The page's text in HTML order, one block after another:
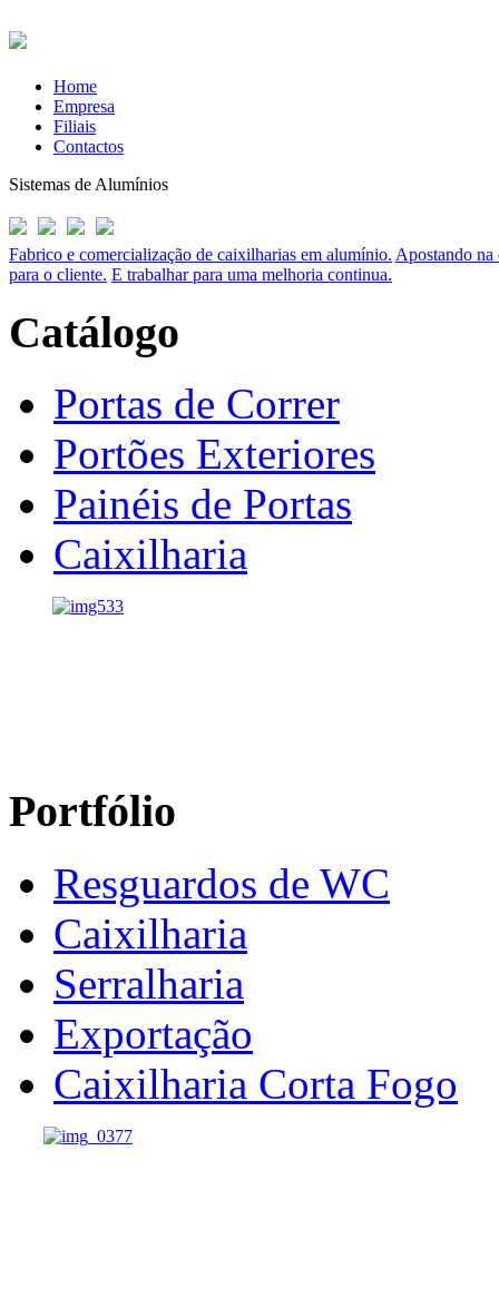
Home
Empresa
Filiais
Contactos
Sistemas de Alumínios
Fabrico e comercialização de caixilharias em alumínio. Apostando na
para o cliente. E trabalhar para uma melhoria continua.
Catálogo
Portas de Correr
Portões Exteriores
Painéis de Portas
Caixilharia
Portfólio
Resguardos de WC
Caixilharia
Serralharia
Exportação
Caixilharia Corta Fogo